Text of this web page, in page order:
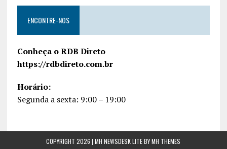
ENCONTRE-NOS
Conheça o RDB Direto
https://rdbdireto.com.br
Horário:
Segunda a sexta: 9:00 – 19:00
COPYRIGHT 2026 | MH NEWSDESK LITE BYMH THEMES